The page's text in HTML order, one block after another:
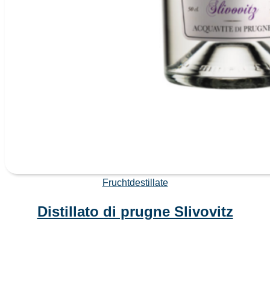
Fruchtdestillate
Distillato di prugne Slivovitz